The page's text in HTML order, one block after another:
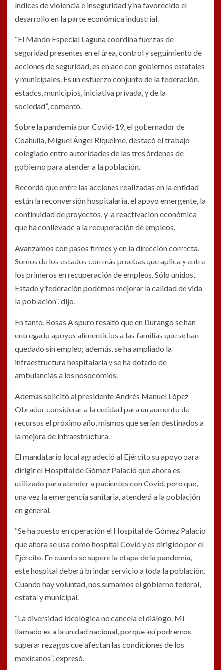
índices de violencia e inseguridad y ha favorecido el
desarrollo en la parte económica industrial.
“El Mando Especial Laguna coordina fuerzas de
seguridad presentes en el área, control y seguimiento de
acciones de seguridad, es enlace con gobiernos estatales
y municipales. Es un esfuerzo conjunto de la federación,
estados, municipios, iniciativa privada, y de la
sociedad”, comentó.
Sobre la pandemia por Covid-19, el gobernador de
Coahuila, Miguel Ángel Riquelme, destacó el trabajo
colegiado entre autoridades de las tres órdenes de
gobierno para atender a la población.
Recordó que entre las acciones realizadas en la entidad
están la reconversión hospitalaria, el apoyo emergente, la
continuidad de proyectos, y la reactivación económica
que ha conllevado a la recuperación de empleos.
Avanzamos con pasos firmes y en la dirección correcta.
Somos de los estados con más pruebas que aplica y entre
los primeros en recuperación de empleos. Sólo unidos,
Estado y federación podemos mejorar la calidad de vida
la población”, dijo.
En tanto, Rosas Aispuro resaltó que en Durango se han
entregado apoyos alimenticios a las familias que se han
quedado sin empleo; además, se ha ampliado la
infraestructura hospitalaria y se ha dotado de
ambulancias a los nosocomios.
Además solicitó al presidente Andrés Manuel López
Obrador considerar a la entidad para un aumento de
recursos el próximo año, mismos que serían destinados a
la mejora de infraestructura.
El mandatario local agradeció al Ejército su apoyo para
dirigir el Hospital de Gómez Palacio que ahora es
utilizado para atender a pacientes con Covid, pero que,
una vez la emergencia sanitaria, atenderá a la población
en general.
“Se ha puesto en operación el Hospital de Gómez Palacio
que ahora se usa como hospital Covid y es dirigido por el
Ejército. En cuanto se supere la etapa de la pandemia,
este hospital deberá brindar servicio a toda la población.
Cuando hay voluntad, nos sumamos el gobierno federal,
estatal y municipal.
“La diversidad ideológica no cancela el diálogo. Mi
llamado es a la unidad nacional, porque así podremos
superar rezagos que afectan las condiciones de los
mexicanos”, expresó.